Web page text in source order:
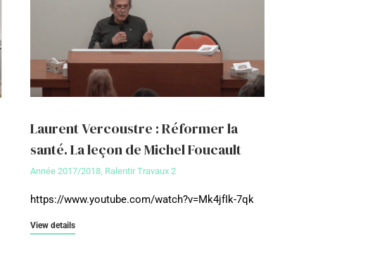
Laurent Vercoustre : Réformer la
santé. La leçon de Michel Foucault
Année 2017/2018, Ralentir Travaux 2
https://www.youtube.com/watch?v=Mk4jfIk-7qk
View details